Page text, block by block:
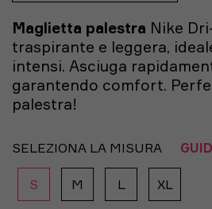
Maglietta palestra Nike
traspirante e leggera,
intensi. Asciuga
garantendo comfort.
palestra!
SELEZIONA LA MISURA
S M L XL